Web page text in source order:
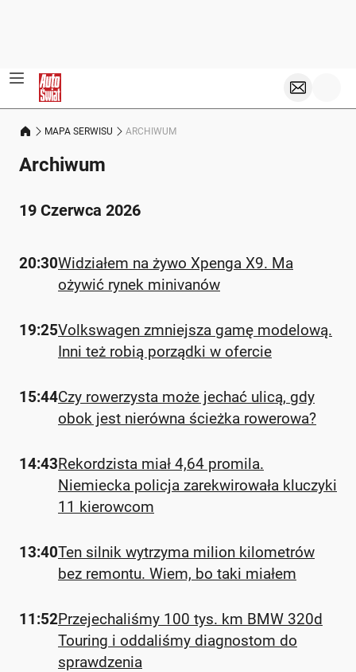
MAPA SERWISU ARCHIWUM
Archiwum
19 Czerwca 2026
20:30Widziałem na żywo Xpenga X9. Ma
ożywić rynek minivanów
19:25Volkswagen zmniejsza gamę modelową.
Inni też robią porządki w ofercie
15:44Czy rowerzysta może jechać ulicą, gdy
obok jest nierówna ścieżka rowerowa?
14:43Rekordzista miał 4,64 promila.
Niemiecka policja zarekwirowała kluczyki
11 kierowcom
13:40Ten silnik wytrzyma milion kilometrów
bez remontu. Wiem, bo taki miałem
11:52Przejechaliśmy 100 tys. km BMW 320d
Touring i oddaliśmy diagnostom do
sprawdzenia